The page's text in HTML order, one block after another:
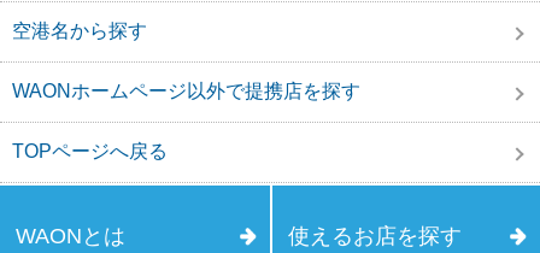
空港名から探す
WAONホームページ以外で提携店を探す
TOPページへ戻る